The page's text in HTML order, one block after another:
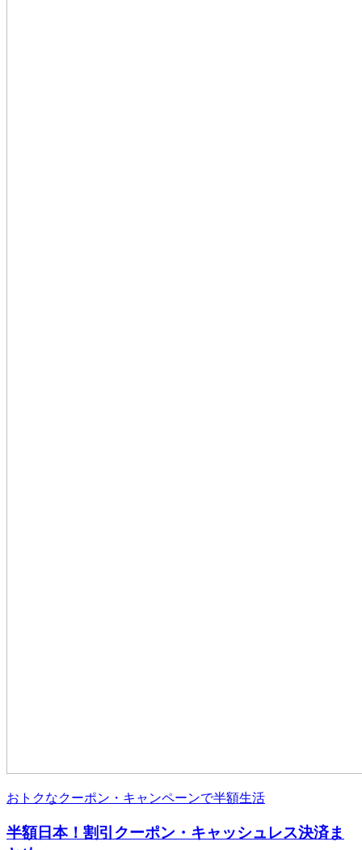
おトクなクーポン・キャンペーンで半額生活
半額日本！割引クーポン・キャッシュレス決済ま